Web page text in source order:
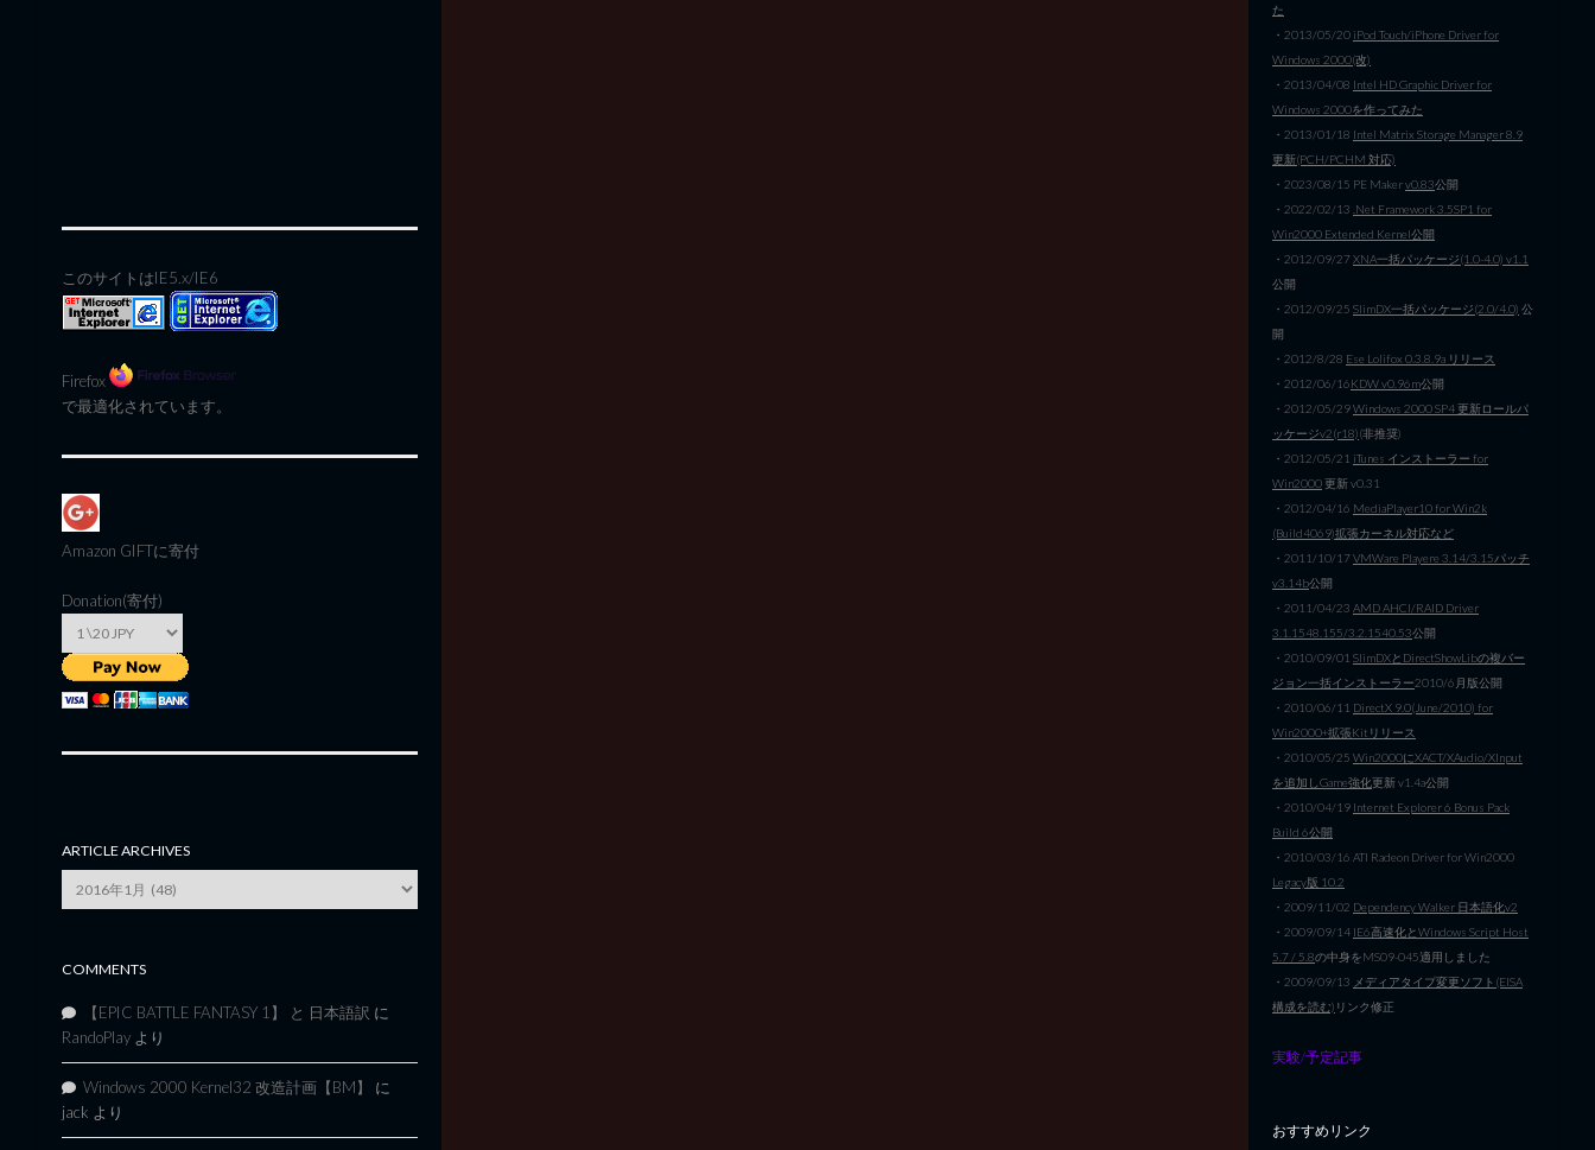
このサイトはIE5.x/IE6
Firefox
で最適化されています。
Amazon GIFTに寄付
Donation(寄付)
ARTICLE ARCHIVES
Archives
COMMENTS
【EPIC BATTLE FANTASY 1】 と 日本語訳 に
RandoPlay より
Windows 2000 Kernel32 改造計画【BM】
に
jack より
た
・2013/05/20 iPod Touch/iPhone Driver for
Windows 2000(改)
・2013/04/08 Intel HD Graphic Driver for
Windows 2000を作ってみた
・2013/01/18 Intel Matrix Storage Manager 8.9
更新(PCH/PCHM 対応)
・2023/08/15 PE Makerv0.83公開
・2022/02/13 .Net Framework 3.5SP1 for
Win2000 Extended Kernel公開
・2012/09/27XNA一括パッケージ(1.0-4.0) v1.1
公開
・2012/09/25 SlimDX一括パッケージ(2.0/4.0) 公
開
・2012/8/28 Ese Lolifox 0.3.8.9a リリース
・2012/06/16KDW v0.96m公開
・2012/05/29Windows 2000 SP4 更新ロールパ
ッケージv2(r18)(非推奨)
・2012/05/21 iTunes インストーラー for
Win2000更新 v0.31
・2012/04/16 MediaPlayer10 for Win2k
(Build4069)拡張カーネル対応など
・2011/10/17VMWare Playere 3.14/3.15パッチ
v3.14b公開
・2011/04/23 AMD AHCI/RAID Driver
3.1.1548.155/3.2.1540.53公開
・2010/09/01 SlimDXとDirectShowLibの複バー
ジョン一括インストーラー2010/6月版公開
・2010/06/11 DirectX 9.0(June/2010) for
Win2000+拡張Kitリリース
・2010/05/25 Win2000にXACT/XAudio/XInput
を追加しGame強化更新 v1.4a公開
・2010/04/19 Internet Explorer 6 Bonus Pack
Build 6公開
・2010/03/16 ATI Radeon Driver for Win2000
Legacy版 10.2
・2009/11/02 Dependency Walker 日本語化v2
・2009/09/14 IE6高速化とWindows Script Host
5.7 / 5.8の中身をMS09-045適用しました
・2009/09/13 メディアタイプ変更ソフト(EISA
構成を読む) リンク修正
実験/予定記事
おすすめリンク